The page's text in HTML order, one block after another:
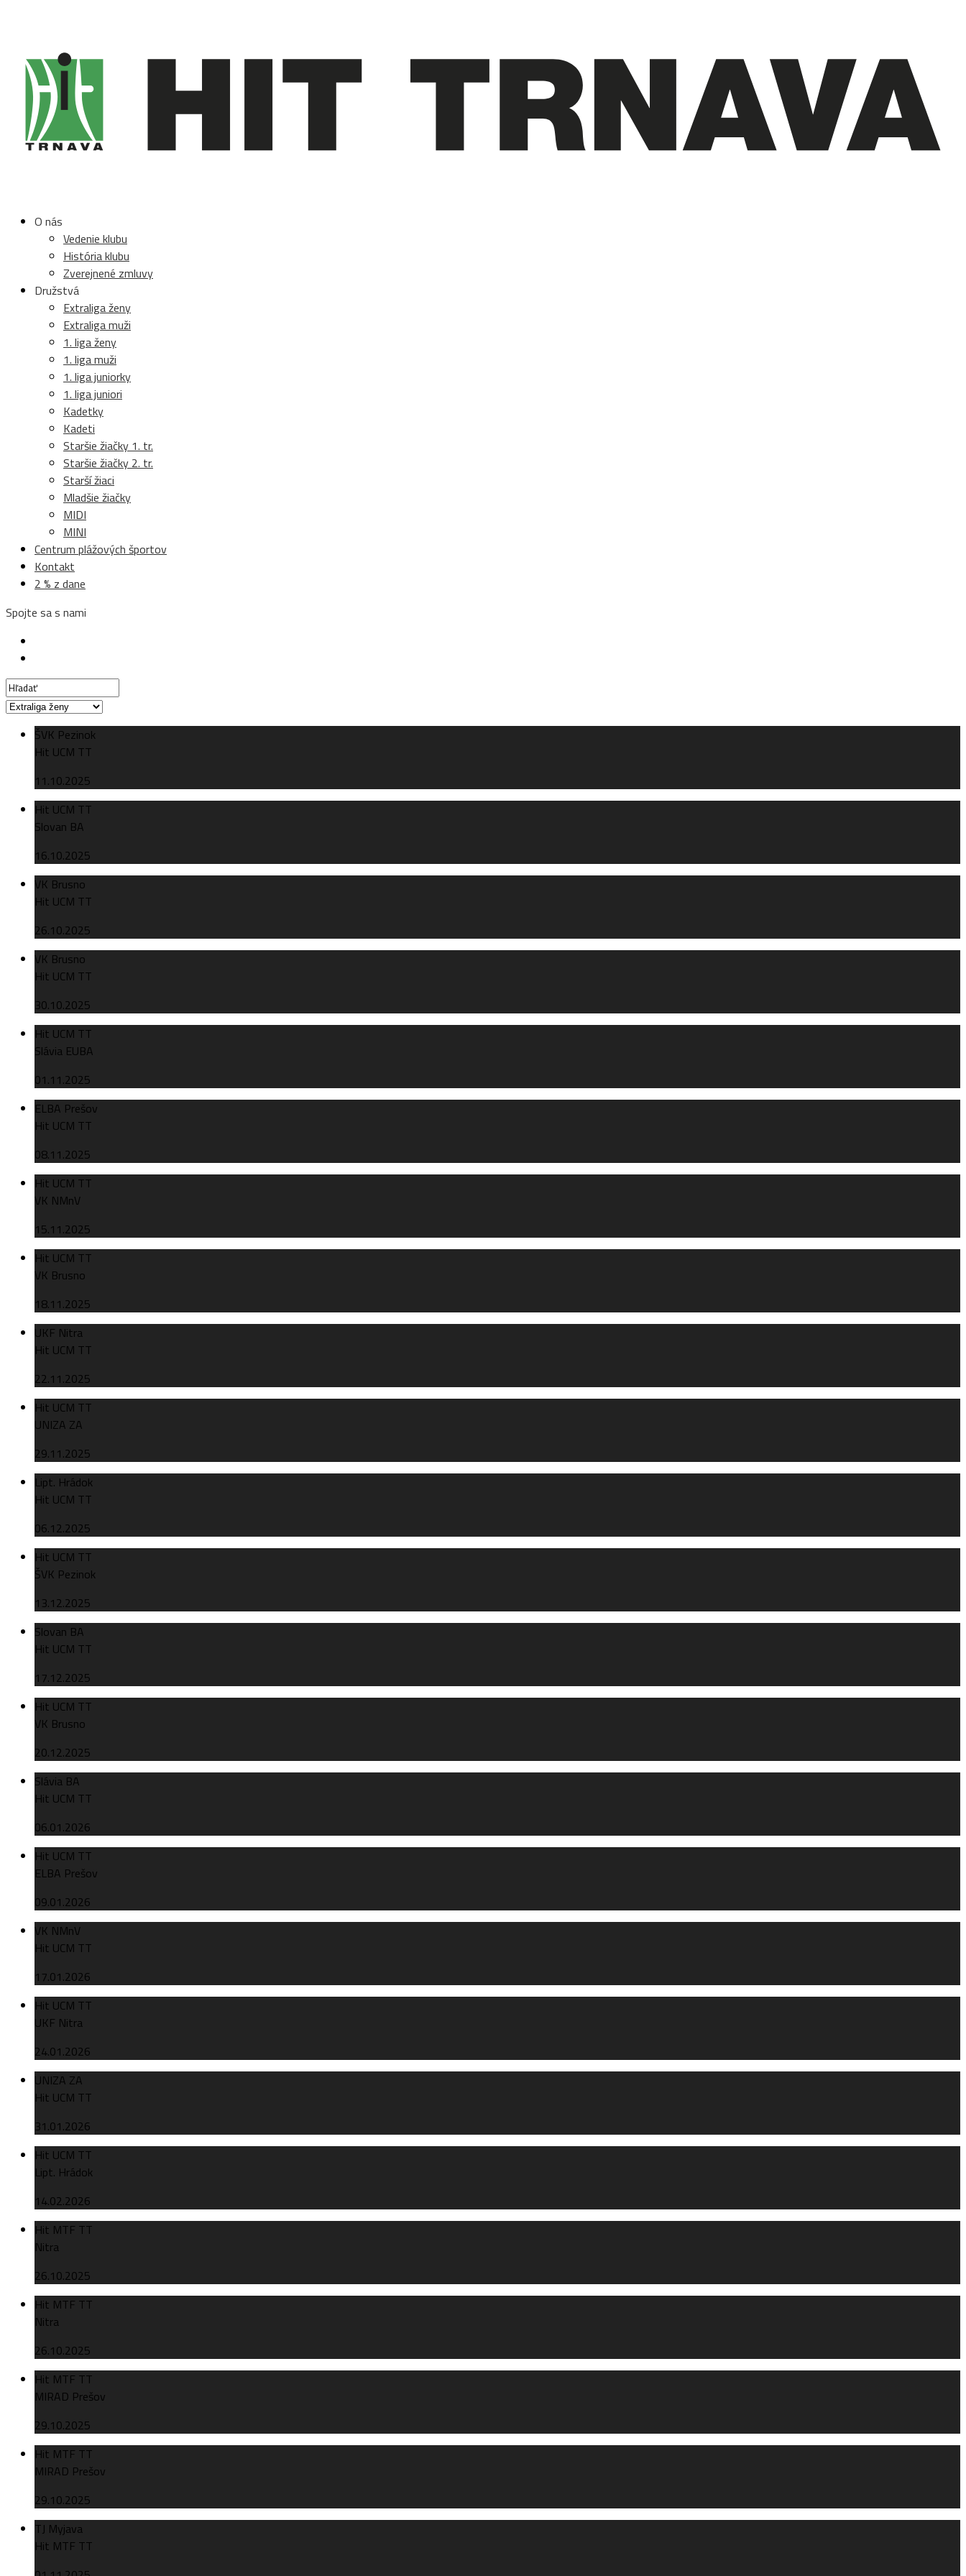
O nás
Vedenie klubu
História klubu
Zverejnené zmluvy
Družstvá
Extraliga ženy
Extraliga muži
1. liga ženy
1. liga muži
1. liga juniorky
1. liga juniori
Kadetky
Kadeti
Staršie žiačky 1. tr.
Staršie žiačky 2. tr.
Starší žiaci
Mladšie žiačky
MIDI
MINI
Centrum plážových športov
Kontakt
2 % z dane
Spojte sa s nami
ŠVK Pezinok
Hit UCM TT
11.10.2025
Hit UCM TT
Slovan BA
16.10.2025
VK Brusno
Hit UCM TT
26.10.2025
VK Brusno
Hit UCM TT
30.10.2025
Hit UCM TT
Slávia EUBA
01.11.2025
ELBA Prešov
Hit UCM TT
08.11.2025
Hit UCM TT
VK NMnV
15.11.2025
Hit UCM TT
VK Brusno
18.11.2025
UKF Nitra
Hit UCM TT
22.11.2025
Hit UCM TT
UNIZA ZA
29.11.2025
Lipt. Hrádok
Hit UCM TT
06.12.2025
Hit UCM TT
ŠVK Pezinok
13.12.2025
Slovan BA
Hit UCM TT
17.12.2025
Hit UCM TT
VK Brusno
20.12.2025
Slávia BA
Hit UCM TT
06.01.2026
Hit UCM TT
ELBA Prešov
09.01.2026
VK NMnV
Hit UCM TT
17.01.2026
Hit UCM TT
UKF Nitra
24.01.2026
UNIZA ZA
Hit UCM TT
31.01.2026
Hit UCM TT
Lipt. Hrádok
14.02.2026
Hit MTF TT
Nitra
26.10.2025
Hit MTF TT
Nitra
26.10.2025
Hit MTF TT
MIRAD Prešov
29.10.2025
Hit MTF TT
MIRAD Prešov
29.10.2025
TJ Myjava
Hit MTF TT